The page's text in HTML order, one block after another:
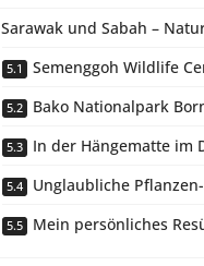
Sarawak und Sabah –
Semenggoh Wildlife
Bako Nationalpark
In der Hängematte im
Unglaubliche
Mein persönliches